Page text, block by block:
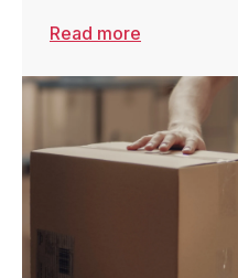
Read more